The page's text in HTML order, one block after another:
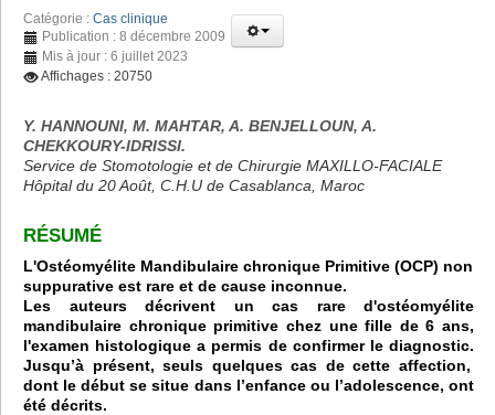
Catégorie : Cas clinique
Publication : 8 décembre 2009
Mis à jour : 6 juillet 2023
Affichages : 20750
Y. HANNOUNI, M. MAHTAR, A. BENJELLOUN, A.
CHEKKOURY-IDRISSI.
Service de Stomotologie et de Chirurgie MAXILLO-FACIALE
Hôpital du 20 Août, C.H.U de Casablanca, Maroc
RÉSUMÉ
L'Ostéomyélite Mandibulaire chronique Primitive (OCP) non
suppurative est rare et de cause inconnue.
Les auteurs décrivent un cas rare d'ostéomyélite
mandibulaire chronique primitive chez une fille de 6 ans,
l'examen histologique a permis de confirmer le diagnostic.
Jusqu’à présent, seuls quelques cas de cette affection,
dont le début se situe dans l’enfance ou l’adolescence, ont
été décrits.